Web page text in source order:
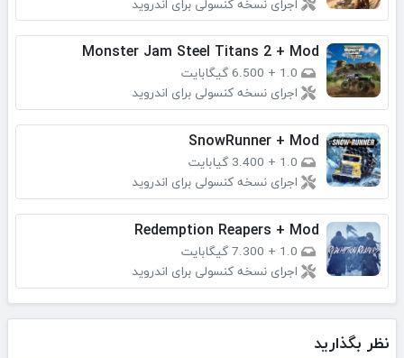
Monster Jam Steel Titans 2 + Mod
1.0
+ 6.500 گیگابایت
اجرای نسخه کنسولی برای اندروید
SnowRunner + Mod
1.0
+ 3.400 گیابایت
اجرای نسخه کنسولی برای اندروید
Redemption Reapers + Mod
1.0
+ 7.300 گیگابایت
اجرای نسخه کنسولی برای اندروید
نظر بگذارید